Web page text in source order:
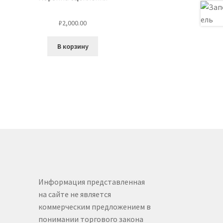
₽2,000.00
В корзину
Информация представленная
на сайте не является
коммерческим предложением в
понимании торгового закона